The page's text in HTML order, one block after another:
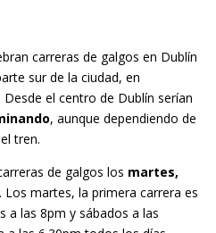
carreras de galgos en Dublín
sur de la ciudad, en
Desde el centro de Dublín serían
, aunque dependiendo de
tren.
de galgos los martes,
. Los martes, la primera carrera es
a las 8pm y sábados a las